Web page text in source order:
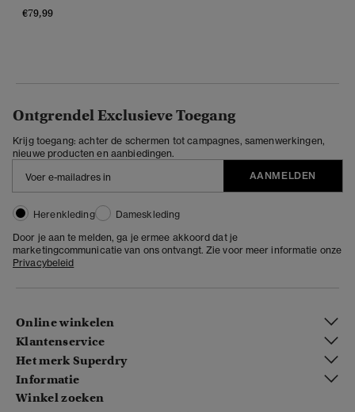
€79,99
Ontgrendel Exclusieve Toegang
Krijg toegang: achter de schermen tot campagnes, samenwerkingen,
nieuwe producten en aanbiedingen.
AANMELDEN
Herenkleding
Dameskleding
Door je aan te melden, ga je ermee akkoord dat je
marketingcommunicatie van ons ontvangt. Zie voor meer informatie onze
Privacybeleid
Online winkelen
Klantenservice
Het merk Superdry
Informatie
Winkel zoeken